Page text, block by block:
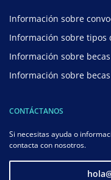
Información sobre
Información sobre tipos
Información sobre
Información sobre
CONTÁCTANOS
Si necesitas ayuda o
contacta con nosotros.